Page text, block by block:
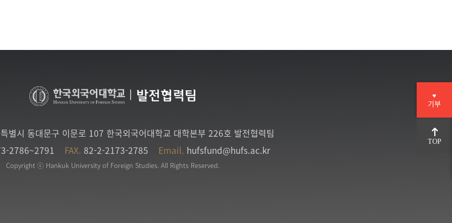
| 발전협력팀
별시 동대문구 이문로 107 한국외국어대학교 대학본부 226호 발전협력팀
2786~2791 FAX. 82-2-2173-2785 Email. hufsfund@hufs.ac.kr
Copyright ⓒ Hankuk University of Foreign Studies. All Rights Reserved.
♥
기부
TOP